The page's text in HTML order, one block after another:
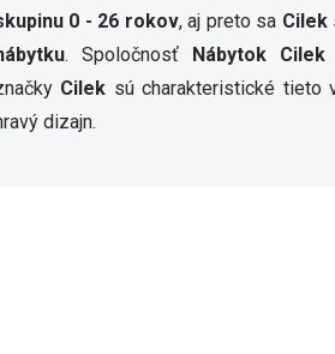
0 - 26 rokov, aj preto sa Cilek
. Spoločnosť Nábytok Cilek
Cilek sú charakteristické tieto
dizajn.